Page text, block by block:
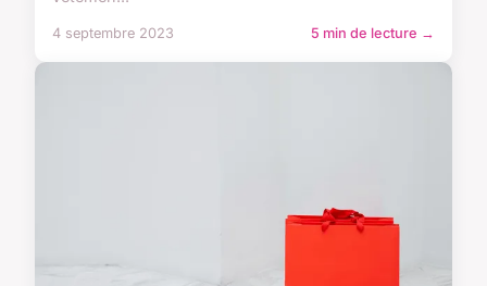
4 septembre 2023 5 min de lecture →